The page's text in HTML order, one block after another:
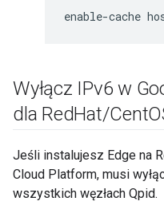
enable-cache
Wyłącz IPv6 w
dla RedHat/Cent
Jeśli instalujesz Edge na
Cloud Platform, musi
wszystkich węzłach Qpid.